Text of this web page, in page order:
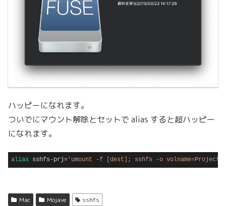
ハッピーになれます。
ついでにマウント解除とセットで alias すると超ハッピー
になれます。
alias sshfs-prj= 'umount -f [dest]; sshfs -o
Mac Mojave sshfs